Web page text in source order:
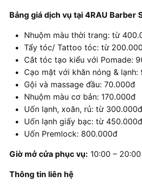
Bảng giá dịch vụ tại 4RAU Barber
Nhuộm màu thời trang: từ
Tẩy tóc/ Tattoo tóc: từ
Cắt tóc tạo kiểu với Pomade:
Cạo mặt với khăn nóng & lạnh:
Gội và massage đầu: 70.000đ
Nhuộm màu cơ bản: 170.000đ
Uốn lạnh, xoăn, rủ: từ 300.000đ
Uốn lạnh giấy bạc: từ 450.000đ
Uốn Premlock: 800.000đ
Giờ mở cửa phục vụ: 10:00 – 20:00
Thông tin liên hệ